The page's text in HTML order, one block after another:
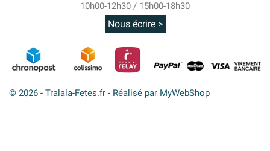
10h00-12h30 / 15h00-18h30
Nous écrire >
© 2026 - Tralala-Fetes.fr - Réalisé par MyWebShop